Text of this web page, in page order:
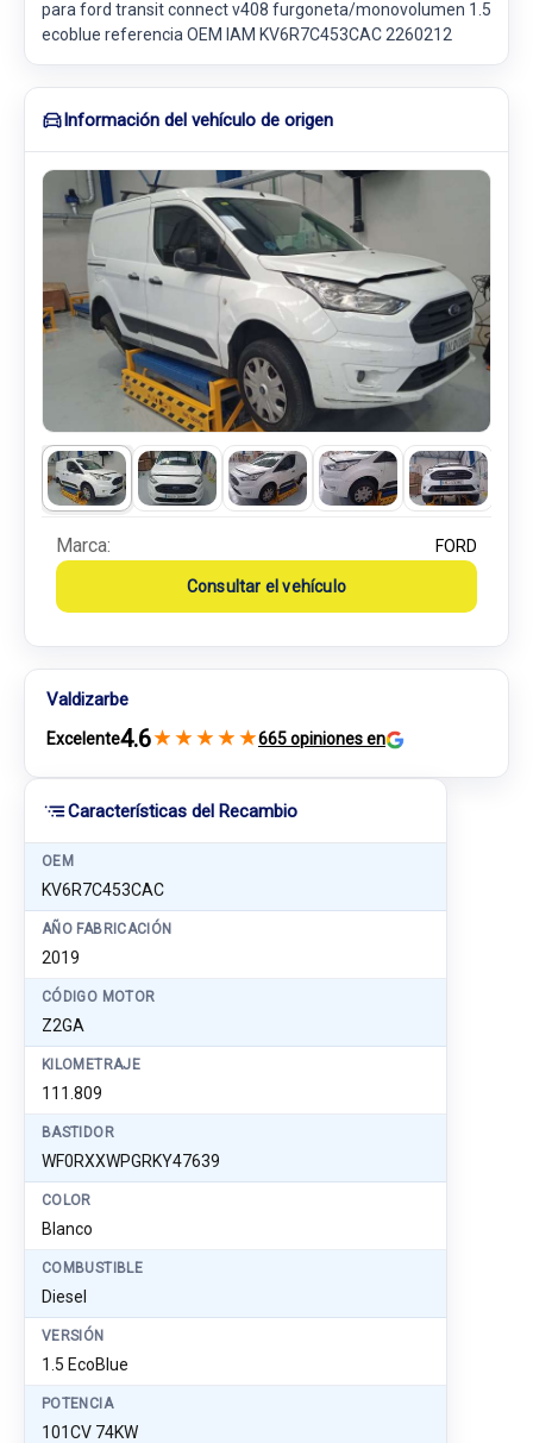
Características del Recambio
OEM
KV6R7C453CAC
AÑO FABRICACIÓN
2019
CÓDIGO MOTOR
Z2GA
KILOMETRAJE
111.809
BASTIDOR
WF0RXXWPGRKY47639
COLOR
Blanco
COMBUSTIBLE
Diesel
VERSIÓN
1.5 EcoBlue
POTENCIA
101CV 74KW
para ford transit connect v408 furgoneta/monovolumen 1.5
ecoblue referencia OEM IAM KV6R7C453CAC 2260212
Información del vehículo de origen
Marca: FORD
Consultar el vehículo
Valdizarbe
Excelente4.6★ ★ ★ ★ ★665 opiniones en